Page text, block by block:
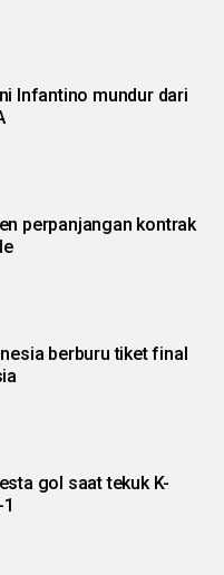
Infantino mundur dari
perpanjangan kontrak
berburu tiket final
gol saat tekuk K-